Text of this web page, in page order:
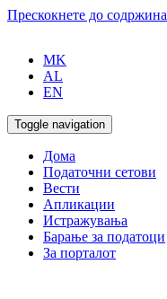
Прескокнете до содржина
MK
AL
EN
Toggle navigation
Дома
Податочни сетови
Вести
Апликации
Истражувања
Барање за податоци
За порталот